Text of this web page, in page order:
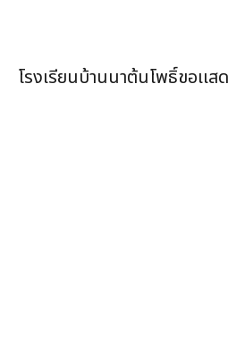
โรงเรียนบ้านนาต้นโพธิ์ขอเเ